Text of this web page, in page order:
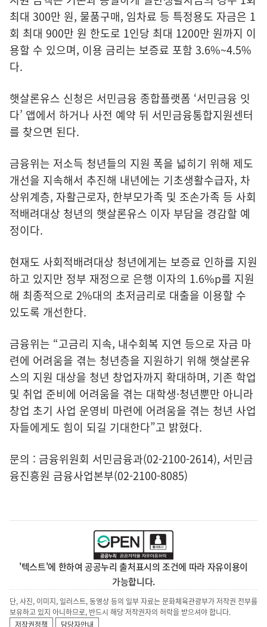
최대 300만 원, 물품구매, 임차료 등 특정용도 자금은 1
회 최대 900만 원 한도로 1인당 최대 1200만 원까지 이
용할 수 있으며, 이용 금리는 보증료 포함 3.6%~4.5%
다.
햇살론유스 신청은 서민금융 종합플랫폼 ‘서민금융 잇
다’ 앱에서 하거나 사전 예약 뒤 서민금융통합지원센터
를 찾으면 된다.
금융위는 저소득 청년들의 지원 폭을 넓히기 위해 제도
개선을 지속해서 추진해 내년에는 기초생활수급자, 차
상위계층, 자활근로자, 한부모가족 및 조손가족 등 사회
적배려대상 청년의 햇살론유스 이자 부담을 경감할 예
정이다.
현재도 사회적배려대상 청년에게는 보증료 인하를 지원
하고 있지만 정부 재정으로 은행 이자의 1.6%p를 지원
해 최종적으로 2%대의 초저금리로 대출을 이용할 수
있도록 개선한다.
금융위는 “고금리 지속, 내수회복 지연 등으로 자금 마
련에 어려움을 겪는 청년층을 지원하기 위해 햇살론유
스의 지원 대상을 청년 창업자까지 확대하며, 기존 학업
및 취업 준비에 어려움을 겪는 대학생·청년뿐만 아니라
창업 초기 사업 운영비 마련에 어려움을 겪는 청년 사업
자들에게도 힘이 되길 기대한다”고 밝혔다.
문의 : 금융위원회 서민금융과(02-2100-2614), 서민금
융진흥원 금융사업본부(02-2100-8085)
'텍스트'에 한하여 공공누리 출처표시의 조건에 따라 자유이용이
가능합니다.
단, 사진, 이미지, 일러스트, 동영상 등의 일부 자료는 문화체육관광부가 저작권 전부를
보유하고 있지 아니하므로, 반드시 해당 저작권자의 허락을 받으셔야 합니다.
저작권정책
담당자안내